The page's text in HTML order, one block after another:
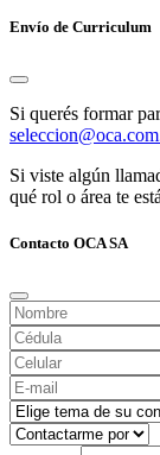
Envío de Curriculum
Si querés formar
Si viste algún
qué rol o área te
Contacto OCA SA